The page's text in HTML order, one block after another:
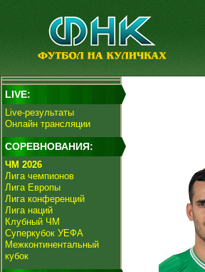
LIVE:
Live-результаты
Онлайн трансляции
СОРЕВНОВАНИЯ:
ЧМ 2026
Лига чемпионов
Лига Европы
Лига конференций
Лига наций
Клубный ЧМ
Суперкубок УЕФА
Межконтинентальный
кубок